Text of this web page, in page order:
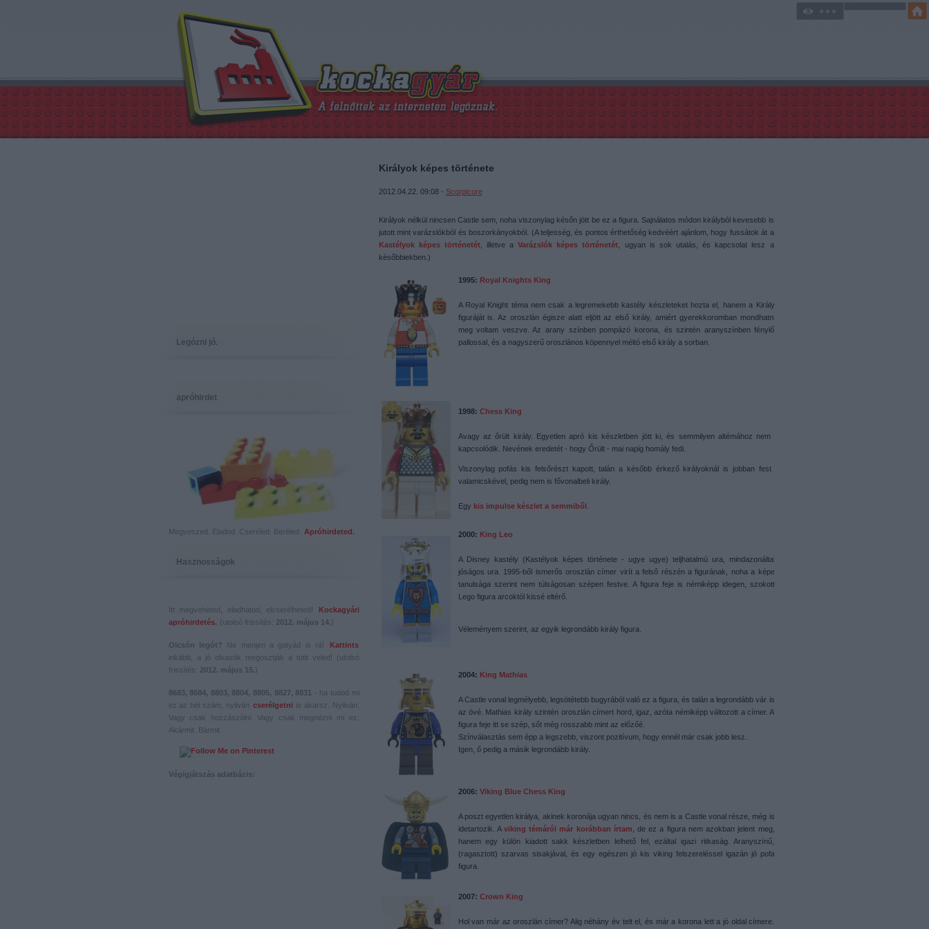
Legózni jó.
apróhirdet
Megveszed. Eladod. Cseréled. Beréled. Apróhirdeted.
Hasznosságok
Itt megveheted, eladhatod, elcserélheted!
Kockagyári
apróhirdetés. (utolsó frissítés: 2012. május 14.)
Olcsón legót? Ne menjen a gatyád is rá!
Kattints
inkább, a jó olvasók megosztják a tutit veled! (utolsó
frissítés: 2012. május 15.)
8683, 8684, 8803, 8804, 8805, 8827, 8831 - ha tudod mi
ez az hét szám, nyilván
cserélgetni
is akarsz. Nyilván.
Vagy csak hozzászólni. Vagy csak megnézni mi ez.
Akármit. Bármit.
Végigjátszás adatbázis:
Királyok képes története
2012.04.22. 09:08 - Scorpicore
Királyok nélkül nincsen Castle sem, noha viszonylag későn jött be ez a figura. Sajnálatos módon királyból kevesebb is
jutott mint varázslókból és boszorkányokból. (A teljesség, és pontos érthetőség kedvéért ajánlom, hogy fussátok át a
Kastélyok képes történetét, illetve aVarázslók képes történetét , ugyan is sok utalás, és kapcsolat lesz a
későbbiekben.)
1995: Royal Knights King
A Royal Knight téma nem csak a legremekebb kastély készleteket hozta el, hanem a Király
figuráját is. Az oroszlán égisze alatt eljött az első király, amiért gyerekkoromban mondhatni
meg voltam veszve. Az arany színben pompázó korona, és szintén aranyszínben fénylő
pallossal, és a nagyszerű oroszlános köpennyel méltó első király a sorban.
1998: Chess King
Avagy az őrült király. Egyetlen apró kis készletben jött ki, és semmilyen altémához nem
kapcsolódik. Nevének eredetét - hogy Őrült - mai napig homály fedi.
Viszonylag pofás kis felsőrészt kapott, talán a később érkező királyoknál is jobban fest
valamicskével, pedig nem is fővonalbeli király.
Egy kis impulse készlet a semmiből
2000: King Leo
A Disney kastély (Kastélyok képes története - ugye ugye) teljhatalmú ura, mindazonáltal
jóságos ura. 1995-ből ismerős oroszlán címer virít a felső részén a figurának, noha a képe
tanulsága szerint nem túlságosan szépen festve. A figura feje is némiképp idegen, szokott
Lego figura arcoktól kissé eltérő.
Véleményem szerint, az egyik legrondább király figura.
2004: King Mathias
A Castle vonal legmélyebb, legsötétebb bugyrából való ez a figura, és talán a legrondább vár is
az övé. Mathias király szintén oroszlán címert hord, igaz, azóta némiképp változott a címer. A
figura feje itt se szép, sőt még rosszabb mint az előzőé.
Színválasztás sem épp a legszebb, viszont pozitívum, hogy ennél már csak jobb lesz.
Igen, ő pedig a másik legrondább király.
2006: Viking Blue Chess King
A poszt egyetlen királya, akinek koronája ugyan nincs, és nem is a Castle vonal része, még is
idetartozik. A viking témáról már korábban írtam , de ez a figura nem azokban jelent meg,
hanem egy külön kiadott sakk készletben lelhető fel, ezáltal igazi ritkaság. Aranyszínű,
(ragasztott) szarvas sisakjával, és egy egészen jó kis viking felszereléssel igazán jó pofa
figura.
2007: Crown King
Hol van már az oroszlán címer? Alig néhány év telt el, és már a korona lett a jó oldal címere.